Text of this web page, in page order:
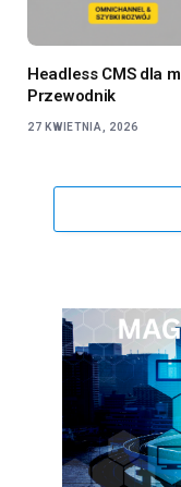
Headless CMS dla
Przewodnik
27 KWIETNIA, 2026